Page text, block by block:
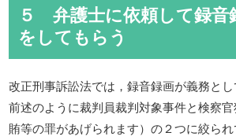
５ 弁護士に依頼して録音
をしてもらう
改正刑事訴訟法では，録音録画が義務とし
前述のように裁判員裁判対象事件と検察
賄等の罪があげられます）の２つに絞られ